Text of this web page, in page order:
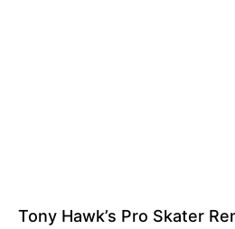
Tony Hawk’s Pro Skater